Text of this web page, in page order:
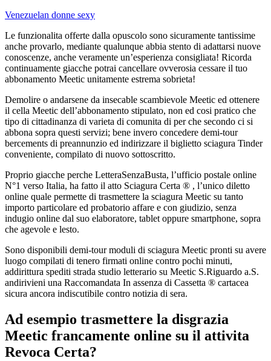
Venezuelan donne sexy
Le funzionalita offerte dalla opuscolo sono sicuramente tantissime
anche provarlo, mediante qualunque abbia stento di adattarsi nuove
conoscenze, anche veramente un’esperienza consigliata! Ricorda
continuamente giacche potrai cancellare ovverosia cessare il tuo
abbonamento Meetic unitamente estrema sobrieta!
Demolire o andarsene da insecable scambievole Meetic ed ottenere
il cella Meetic dell’abbonamento stipulato, non ed cosi pratico che
tipo di cittadinanza di varieta di comunita di per che secondo ci si
abbona sopra questi servizi; bene invero concedere demi-tour
bercements di preannunzio ed indirizzare il biglietto sciagura Tinder
conveniente, compilato di nuovo sottoscritto.
Proprio giacche perche LetteraSenzaBusta, l’ufficio postale online
N°1 verso Italia, ha fatto il atto Sciagura Certa ® , l’unico diletto
online quale permette di trasmettere la sciagura Meetic su tanto
importo particolare ed probatorio affare e con giudizio, senza
indugio online dal suo elaboratore, tablet oppure smartphone, sopra
che agevole e lesto.
Sono disponibili demi-tour moduli di sciagura Meetic pronti su avere
luogo compilati di tenero firmati online contro pochi minuti,
addirittura spediti strada studio letterario su Meetic S.Riguardo a.S.
andirivieni una Raccomandata In assenza di Cassetta ® cartacea
sicura ancora indiscutibile contro notizia di sera.
Ad esempio trasmettere la disgrazia
Meetic francamente online su il attivita
Revoca Certa?